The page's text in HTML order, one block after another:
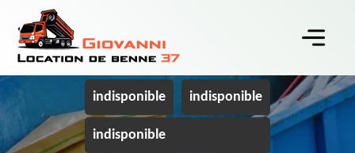
indisponible indisponible
indisponible